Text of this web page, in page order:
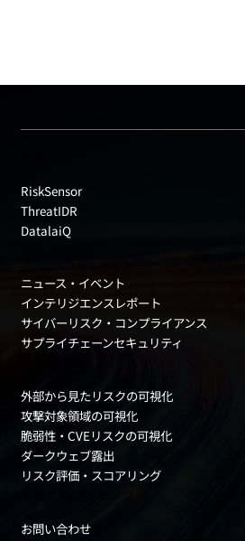
RiskSensor
ThreatIDR
DatalaiQ
外部から見たリスクの可視化
攻撃対象領域の可視化
脆弱性・CVEリスクの可視化
ダークウェブ露出
リスク評価・スコアリング
ニュース・イベント
インテリジエンスレポート
サイバーリスク・コンプライアンス
サプライチェーンセキュリティ
お問い合わせ